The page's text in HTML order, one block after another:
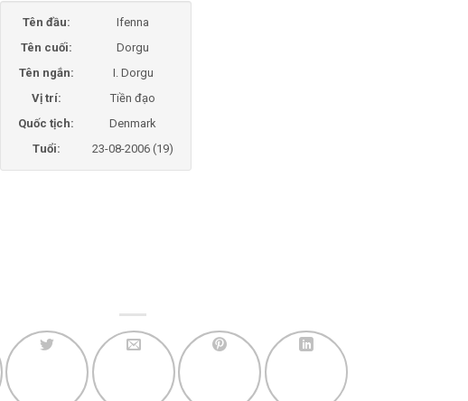
Tên đầu:
Ifenna
Tên cuối:
Dorgu
Tên ngắn:
I. Dorgu
Vị trí:
Tiền đạo
Quốc tịch:
Denmark
Tuổi:
23-08-2006 (19)